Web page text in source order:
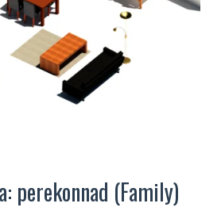
perekonnad (Family)